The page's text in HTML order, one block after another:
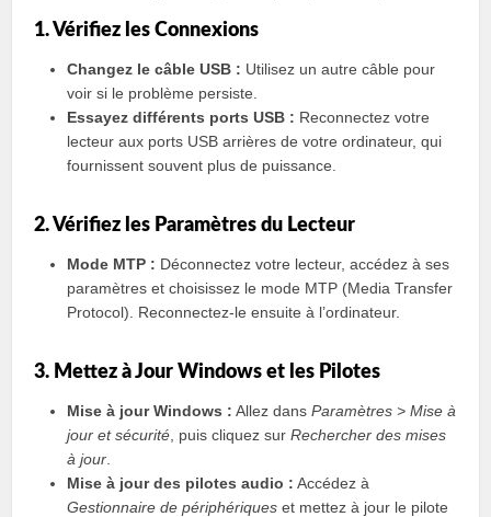
1. Vérifiez les Connexions
Changez le câble USB : Utilisez un autre câble pour
voir si le problème persiste.
Essayez différents ports USB : Reconnectez votre
lecteur aux ports USB arrières de votre ordinateur, qui
fournissent souvent plus de puissance.
2. Vérifiez les Paramètres du Lecteur
Mode MTP : Déconnectez votre lecteur, accédez à ses
paramètres et choisissez le mode MTP (Media Transfer
Protocol). Reconnectez-le ensuite à l’ordinateur.
3. Mettez à Jour Windows et les Pilotes
Mise à jour Windows : Allez dansParamètres > Mise à
jour et sécurité , puis cliquez surRechercher des mises
à jour
Mise à jour des pilotes audio : Accédez à
Gestionnaire de périphériques et mettez à jour le pilote